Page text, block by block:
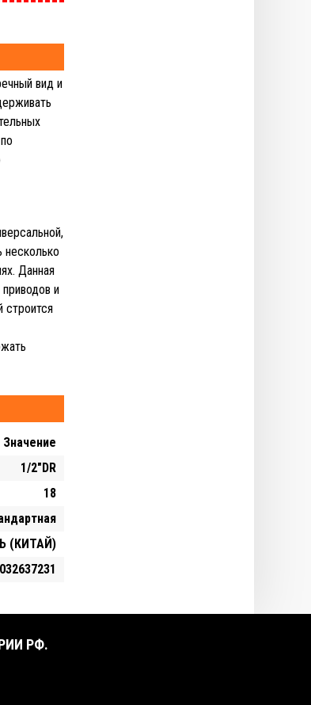
вид и
Данная
и
строится
Значение
1/2"DR
18
(КИТАЙ)
РФ.